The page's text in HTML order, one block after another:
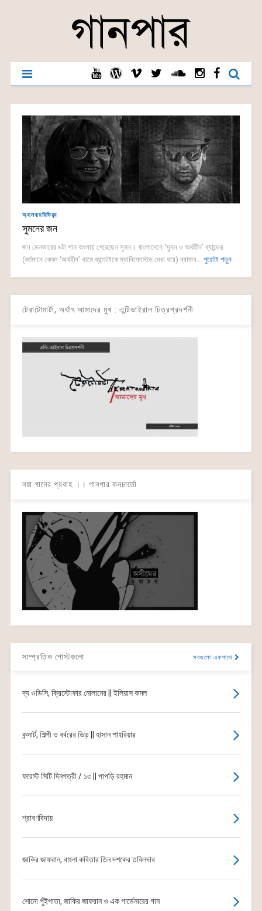
অ্যালবামরিভিয়্যু
সুমনের জন
জন ডেনভারের ৯টা গান বাংলায় গেয়েছেন সুমন। বাংলাদেশে ‘সুমন ও অর্থহীন’ ব্যান্ডের
(বর্তমানে কেবল ‘অর্থহীন’ নামে ব্যান্ডটাকে ম্যানিফেস্টেড দেখা যায়) ব্যাজব... পুরোটা পড়ুন
টেরাটোমার্টা, অর্থাৎ আমাদের মুখ : এন্টিভাইরাল চিত্রপ্রদর্শনী
নয়া গানের প্রবাহ ।। গানপার কনচার্তো
সাম্প্রতিক পোস্টগুলো সবগুলো একসাথে
দ্য ওডিসি, ক্রিস্টোফার নোলানের || ইলিয়াস কমল
কন্সার্ট, শিল্পী ও বর্বরের ভিড় || হাসান শাহরিয়ার
ফরেস্ট সিটি দিনপত্রী / ১৩ || পাপড়ি রহমান
শ্রাবণবিদায়
জাকির জাফরান, বাংলা কবিতার তিন দশকের তবিলদার
শোনো পুঁইপাতা, জাকির জাফরান ও এক গার্ডেনারের গান